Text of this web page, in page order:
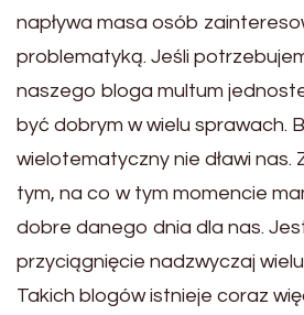
napływa masa osób
problematyką. Jeśli
naszego bloga multum
być dobrym w wielu sprawach.
wielotematyczny nie dławi nas.
tym, na co w tym momencie
dobre danego dnia dla nas.
przyciągnięcie nadzwyczaj
Takich blogów istnieje coraz